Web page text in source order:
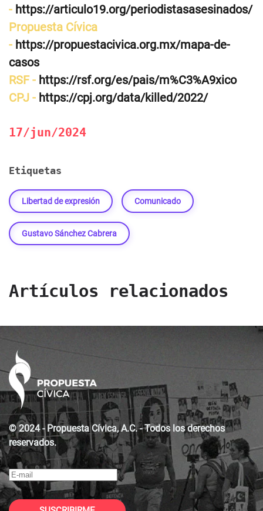
- https://articulo19.org/periodistasasesinados/
Propuesta Cívica
- https://propuestacivica.org.mx/mapa-de-
casos
RSF - https://rsf.org/es/pais/m%C3%A9xico
CPJ - https://cpj.org/data/killed/2022/
17/jun/2024
Etiquetas
Libertad de expresión Comunicado
Gustavo Sánchez Cabrera
Artículos relacionados
© 2024 - Propuesta Cívica, A.C. - Todos los derechos
reservados.